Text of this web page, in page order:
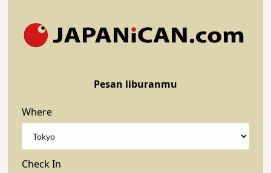
Pesan liburanmu
Where
Check In